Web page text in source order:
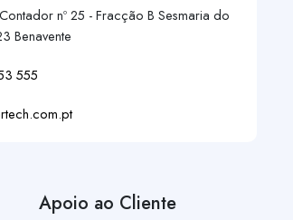
nº 25 - Fracção B Sesmaria do
Benavente
555
Apoio ao Cliente